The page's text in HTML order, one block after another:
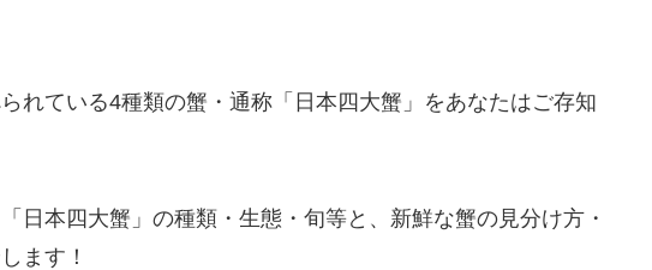
れている4種類の蟹・通称「日本四大蟹」をあなたはご存知
日本四大蟹」の種類・生態・旬等と、新鮮な蟹の見分け方・
ます！